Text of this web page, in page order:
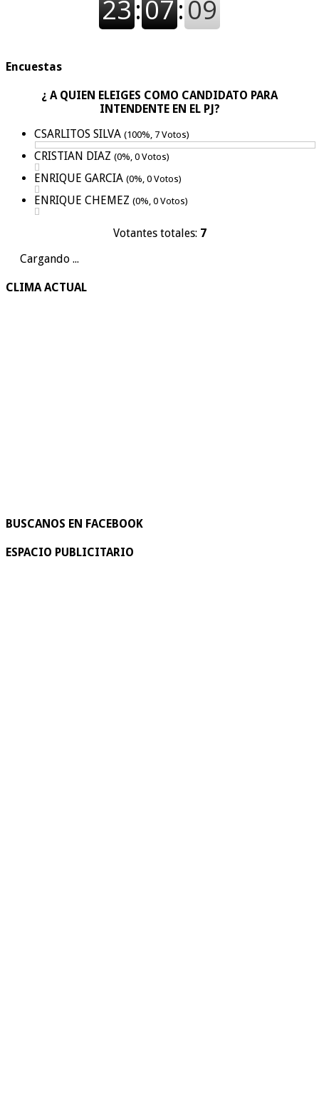
Encuestas
¿ A QUIEN ELEIGES COMO CANDIDATO PARA
INTENDENTE EN EL PJ?
CSARLITOS SILVA (100%, 7 Votos)
CRISTIAN DIAZ (0%, 0 Votos)
ENRIQUE GARCIA (0%, 0 Votos)
ENRIQUE CHEMEZ (0%, 0 Votos)
Votantes totales: 7
Cargando ...
CLIMA ACTUAL
BUSCANOS EN FACEBOOK
ESPACIO PUBLICITARIO